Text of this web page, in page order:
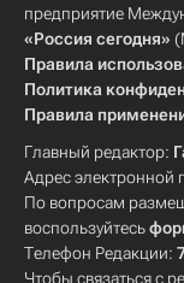
предприятие
«Россия сегодня»
Правила
Политика
Правила
Главный редактор:
Адрес электронной
По вопросам
воспользуйтесь
Телефон Редакции:
Чтобы связаться с